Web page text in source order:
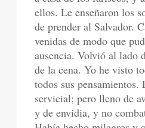
ellos. Le enseñaron los
de prender al Salvador.
venidas de modo que
ausencia. Volvió al lado
de la cena. Yo he visto
todos sus pensamientos.
servicial; pero lleno de
y de envidia, y no